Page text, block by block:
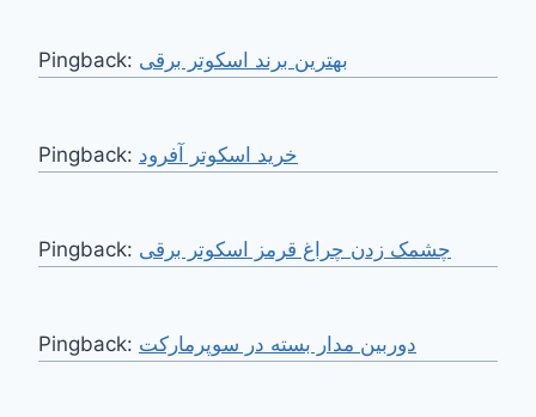
Pingback: بهترین برند اسکوتر برقی
Pingback: خرید اسکوتر آفرود
Pingback: چشمک زدن چراغ قرمز اسکوتر برقی
Pingback: دوربین مدار بسته در سوپرمارکت